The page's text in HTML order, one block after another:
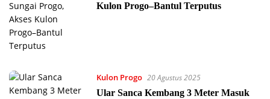
Kulon Progo–Bantul Terputus
Kulon Progo 20 Agustus 2025
Ular Sanca Kembang 3 Meter Masuk